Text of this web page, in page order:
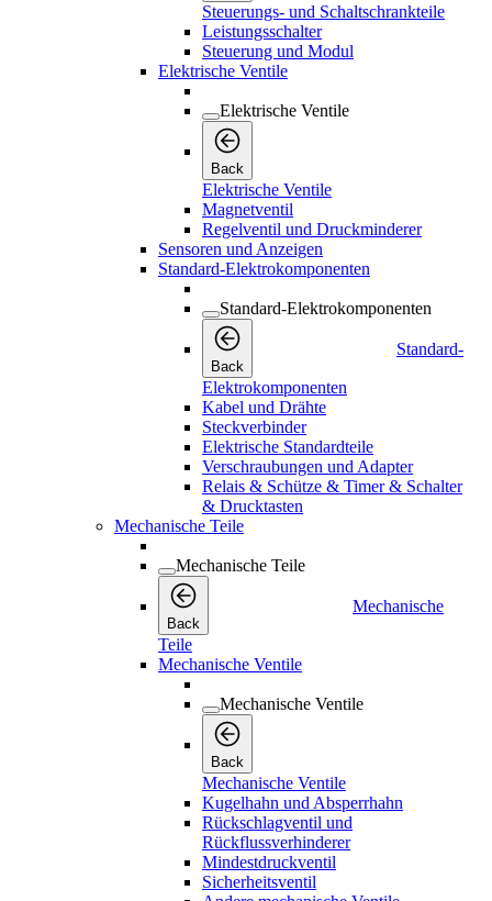
Steuerungs- und Schaltschrankteile
Leistungsschalter
Steuerung und Modul
Elektrische Ventile
Elektrische Ventile
Back
Elektrische Ventile
Magnetventil
Regelventil und Druckminderer
Sensoren und Anzeigen
Standard-Elektrokomponenten
Standard-Elektrokomponenten
Back
Standard-
Elektrokomponenten
Kabel und Drähte
Steckverbinder
Elektrische Standardteile
Verschraubungen und Adapter
Relais & Schütze & Timer & Schalter
& Drucktasten
Mechanische Teile
Mechanische Teile
Back
Mechanische
Teile
Mechanische Ventile
Mechanische Ventile
Back
Mechanische Ventile
Kugelhahn und Absperrhahn
Rückschlagventil und
Rückflussverhinderer
Mindestdruckventil
Sicherheitsventil